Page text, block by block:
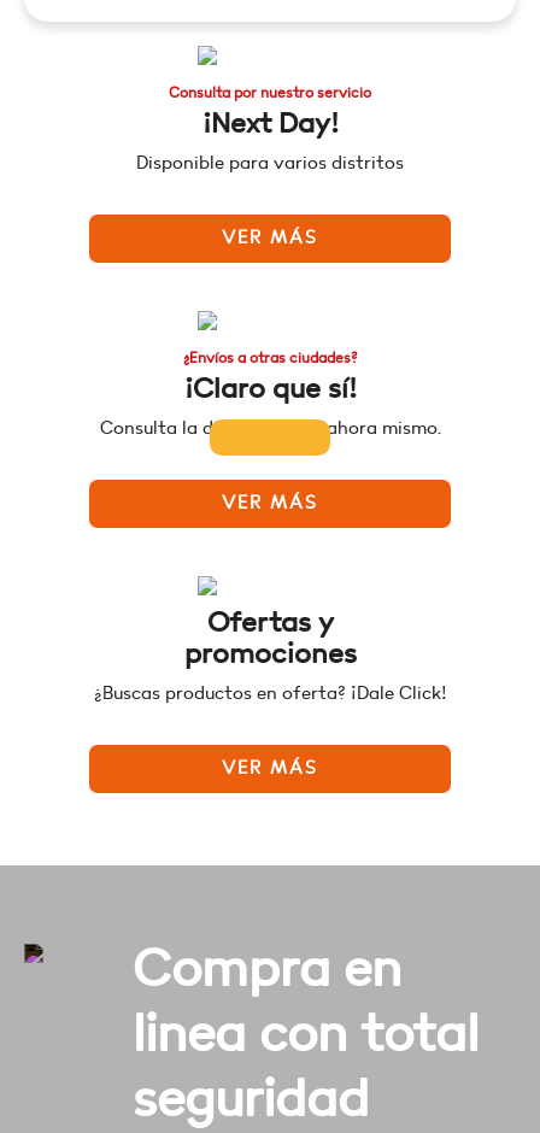
Consulta por nuestro servicio
¡Next Day!
Disponible para varios distritos
VER MÁS
¿Envíos a otras ciudades?
¡Claro que sí!
Consulta la disponibilidad ahora mismo.
VER MÁS
Ofertas y
promociones
¿Buscas productos en oferta? ¡Dale Click!
VER MÁS
Compra en
linea con total
seguridad